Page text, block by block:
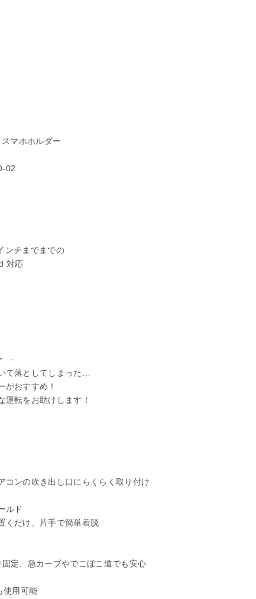
マホホルダー
02
ンチまでまでの
対応
-
て落としてしまった…
がおすすめ！
運転をお助けします！
コンの吹き出し口にらくらく取り付け
ルド
くだけ、片手で簡単着脱
定、急カーブやでこぼこ道でも安心
使用可能